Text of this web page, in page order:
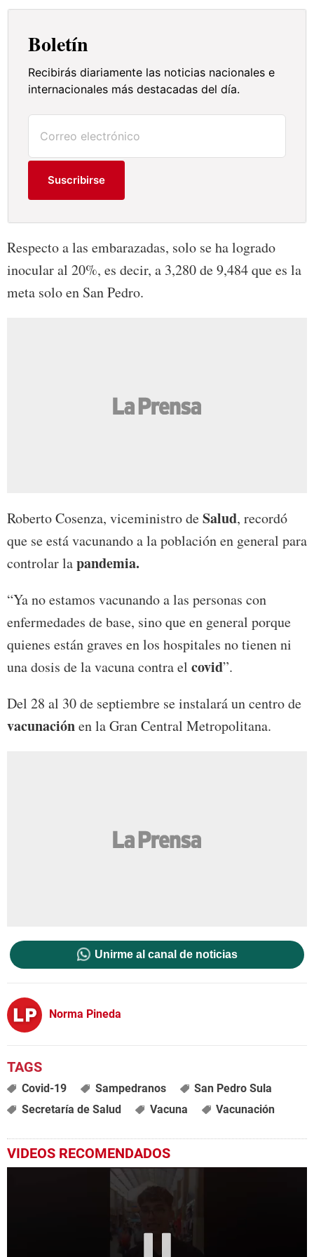
Boletín
Recibirás diariamente las noticias nacionales e
internacionales más destacadas del día.
Suscribirse
Respecto a las embarazadas, solo se ha logrado
inocular al 20%, es decir, a 3,280 de 9,484 que es la
meta solo en San Pedro.
Roberto Cosenza, viceministro deSalud, recordó
que se está vacunando a la población en general para
controlar lapandemia.
“Ya no estamos vacunando a las personas con
enfermedades de base, sino que en general porque
quienes están graves en los hospitales no tienen ni
una dosis de la vacuna contra el covid”.
Del 28 al 30 de septiembre se instalará un centro de
vacunaciónen la Gran Central Metropolitana.
Unirme al canal de noticias
Norma Pineda
Covid-19 Sampedranos
San Pedro Sula
Secretaría de Salud
Vacuna Vacunación
VIDEOS RECOMENDADOS